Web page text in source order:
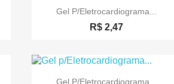
 Visualização rápida
Gel P/Eletrocardiograma...
R$ 2,47
 Visualização rápida
Gel P/Eletrocardiograma...